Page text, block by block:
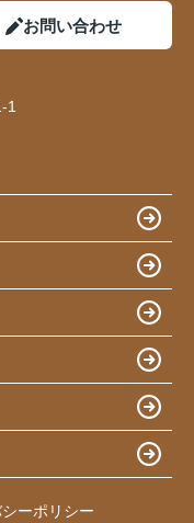
お問い合わせ
1
ーポリシー